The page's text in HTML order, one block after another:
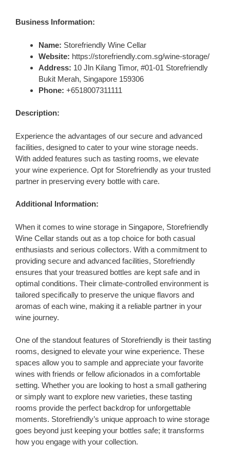
Business Information:
Name: Storefriendly Wine Cellar
Website: https://storefriendly.com.sg/wine-storage/
Address: 10 Jln Kilang Timor, #01-01 Storefriendly
Bukit Merah, Singapore 159306
Phone: +6518007311111
Description:
Experience the advantages of our secure and advanced
facilities, designed to cater to your wine storage needs.
With added features such as tasting rooms, we elevate
your wine experience. Opt for Storefriendly as your trusted
partner in preserving every bottle with care.
Additional Information:
When it comes to wine storage in Singapore, Storefriendly
Wine Cellar stands out as a top choice for both casual
enthusiasts and serious collectors. With a commitment to
providing secure and advanced facilities, Storefriendly
ensures that your treasured bottles are kept safe and in
optimal conditions. Their climate-controlled environment is
tailored specifically to preserve the unique flavors and
aromas of each wine, making it a reliable partner in your
wine journey.
One of the standout features of Storefriendly is their tasting
rooms, designed to elevate your wine experience. These
spaces allow you to sample and appreciate your favorite
wines with friends or fellow aficionados in a comfortable
setting. Whether you are looking to host a small gathering
or simply want to explore new varieties, these tasting
rooms provide the perfect backdrop for unforgettable
moments. Storefriendly’s unique approach to wine storage
goes beyond just keeping your bottles safe; it transforms
how you engage with your collection.